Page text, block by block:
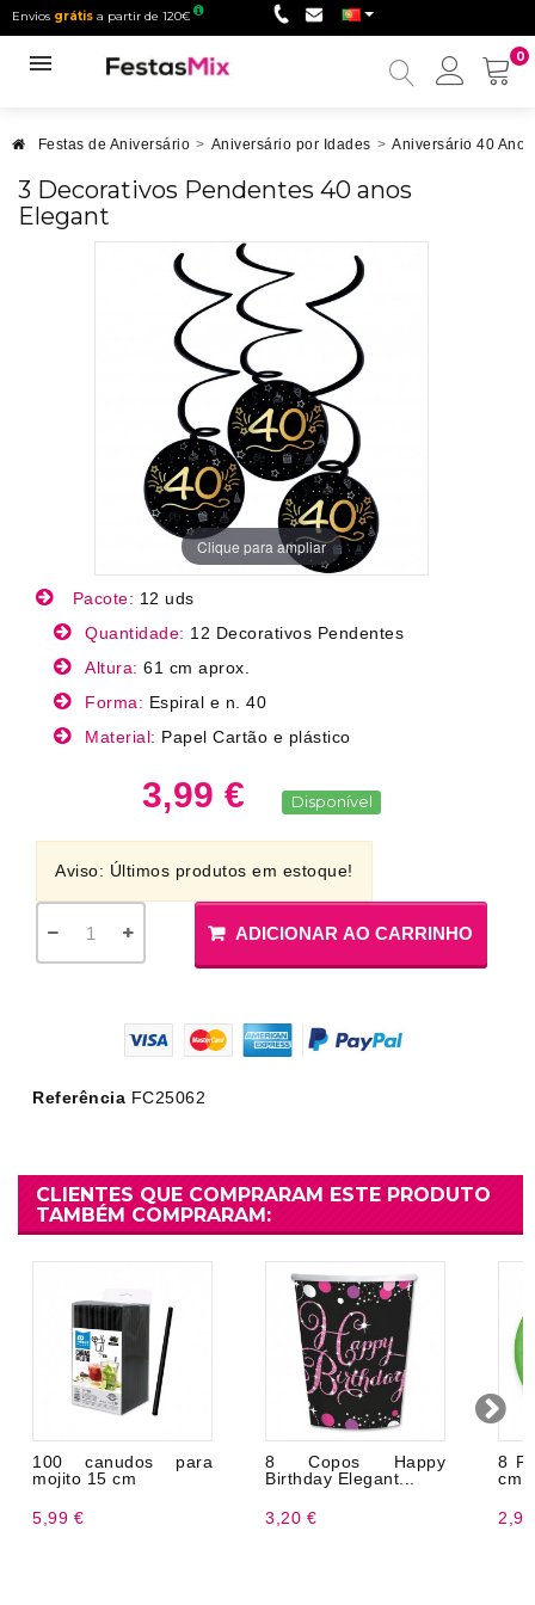
Envios grátis a partir de 120€
0
Minha
Festas de Aniversário > Aniversário por Idades > Aniversário 40 Anos
3 Decorativos Pendentes 40 anos
Elegant
Clique para ampliar
Pacote: 12 uds
Quantidade: 12 Decorativos Pendentes
Altura: 61 cm aprox.
Forma: Espiral e n. 40
Material: Papel Cartão e plástico
3,99 € Disponível
Aviso: Últimos produtos em estoque!
ADICIONAR AO CARRINHO
Referência FC25062
CLIENTES QUE COMPRARAM ESTE PRODUTO
TAMBÉM COMPRARAM:
100 canudos para
mojito 15 cm
5,99 €
8 Copos Happy
Birthday Elegant...
3,20 €
8
cm